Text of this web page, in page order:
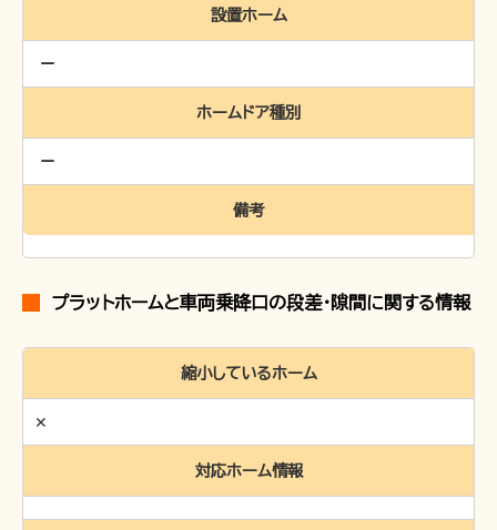
設置ホーム
ホームドア種別
備考
プラットホームと車両乗降口の段差・隙間に関する情報
縮小しているホーム
✕
対応ホーム情報